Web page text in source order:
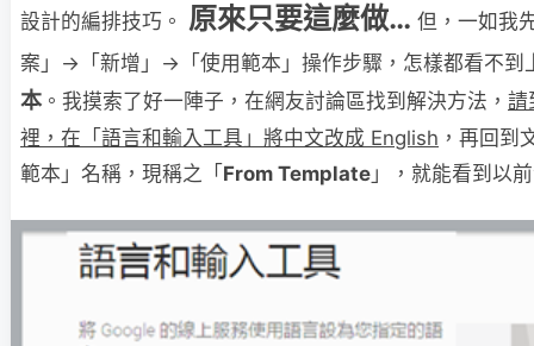
設計的編排技巧。 原來只要這麼做… 但，一如我
案」→「新增」→「使用範本」操作步驟，怎樣都看不到
本 。我摸索了好一陣子，在網友討論區找到解決方法， 請
裡，在「語言和輸入工具」將中文改成 English ，再回到
範本」名稱，現稱之「 From Template 」，就能看到以